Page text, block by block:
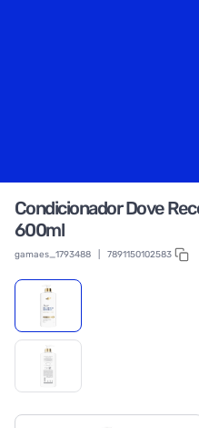
Condicionador Dove
600ml
gamaes_1793488 7891150102583